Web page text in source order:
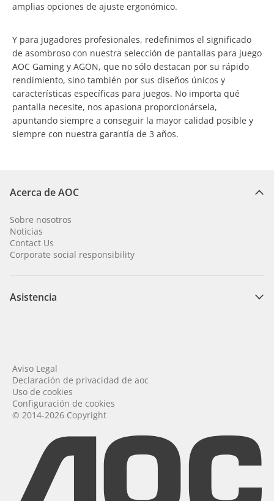
amplias opciones de ajuste ergonómico.
Y para jugadores profesionales, redefinimos el significado
de asombroso con nuestra selección de pantallas para juego
AOC Gaming y AGON, que no sólo destacan por su rápido
rendimiento, sino también por sus diseños únicos y
características específicas para juegos. No importa qué
pantalla necesite, nos apasiona proporcionársela,
apuntando siempre a conseguir la mayor calidad posible y
siempre con nuestra garantía de 3 años.
Acerca de AOC
Sobre nosotros
Noticias
Contact Us
Corporate social responsibility
Asistencia
© 2014-2026 Copyright
Aviso Legal
Declaración de privacidad de aoc
Uso de cookies
Configuración de cookies